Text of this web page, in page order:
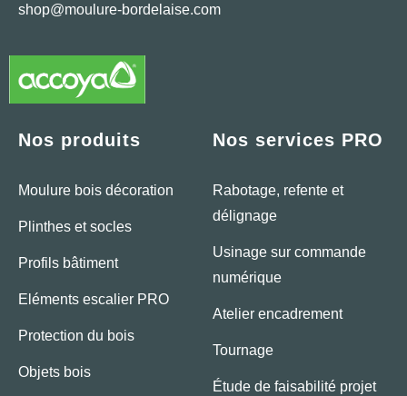
shop@moulure-bordelaise.com
Nos produits
Moulure bois décoration
Plinthes et socles
Profils bâtiment
Eléments escalier PRO
Protection du bois
Objets bois
Nos services PRO
Rabotage, refente et
délignage
Usinage sur commande
numérique
Atelier encadrement
Tournage
Étude de faisabilité projet